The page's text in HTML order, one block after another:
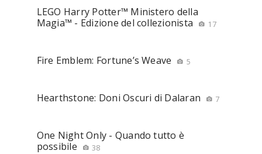
LEGO Harry Potter™ Ministero della
Magia™ - Edizione del collezionista
17
Fire Emblem: Fortune’s Weave 5
Hearthstone: Doni Oscuri di Dalaran 7
One Night Only - Quando tutto è
possibile
38